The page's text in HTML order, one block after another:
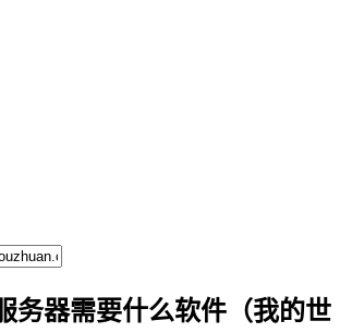
务器需要什么软件（我的世